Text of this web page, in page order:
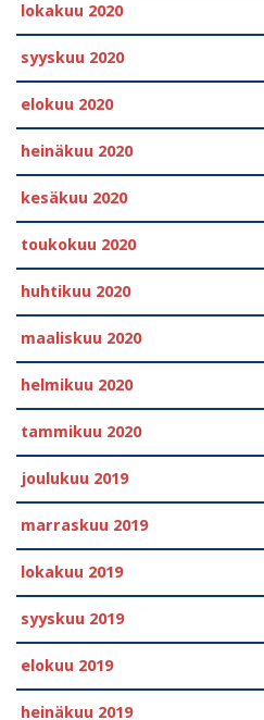
lokakuu 2020
syyskuu 2020
elokuu 2020
heinäkuu 2020
kesäkuu 2020
toukokuu 2020
huhtikuu 2020
maaliskuu 2020
helmikuu 2020
tammikuu 2020
joulukuu 2019
marraskuu 2019
lokakuu 2019
syyskuu 2019
elokuu 2019
heinäkuu 2019